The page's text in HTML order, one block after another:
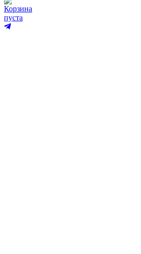
Корзина
пуста